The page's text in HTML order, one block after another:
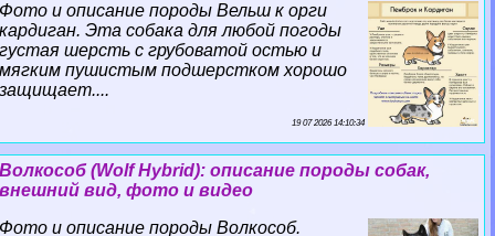
Фото и описание породы Вельш к opги
кардиган. Эта собака для любой погоды
густая шерсть с грубоватой остью и
мягким пушистым подшерстком хорошо
защищает....
19 07 2026 14:10:34
Волкособ (Wolf Hybrid): описание породы собак,
внешний вид, фото и видео
Фото и описание породы Волкособ.